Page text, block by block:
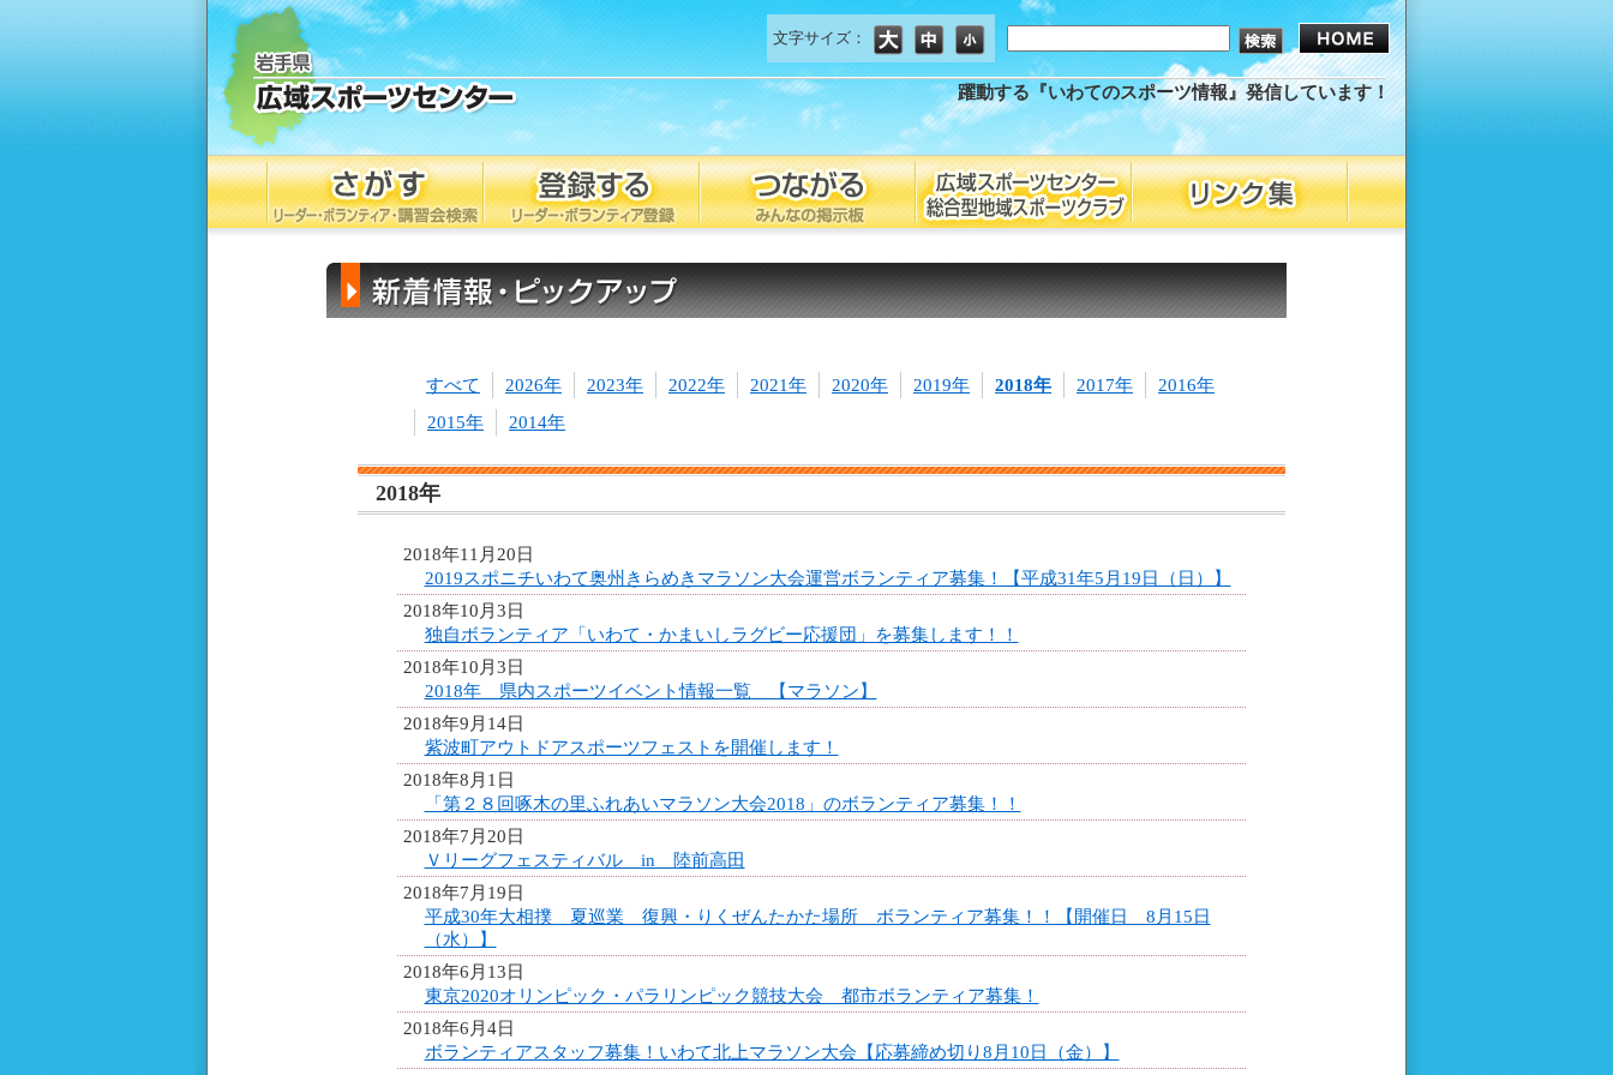
文字サイズ：
躍動する『いわてのスポーツ情報』発信しています！
すべて 2026年 2023年 2022年 2021年 2020年 2019年 2018年 2017年
2016年
2015年
2014年
2018年
2018年11月20日
2019スポニチいわて奥州きらめきマラソン大会運営ボランティア募集！【平成31年5月19日（日）】
2018年10月3日
独自ボランティア「いわて・かまいしラグビー応援団」を募集します！！
2018年10月3日
2018年 県内スポーツイベント情報一覧 【マラソン】
2018年9月14日
紫波町アウトドアスポーツフェストを開催します！
2018年8月1日
「第２８回啄木の里ふれあいマラソン大会2018」のボランティア募集！！
2018年7月20日
Ｖリーグフェスティバル in 陸前高田
2018年7月19日
平成30年大相撲 夏巡業 復興・りくぜんたかた場所 ボランティア募集！！【開催日 8月15日
（水）】
2018年6月13日
東京2020オリンピック・パラリンピック競技大会 都市ボランティア募集！
2018年6月4日
ボランティアスタッフ募集！いわて北上マラソン大会【応募締め切り8月10日（金）】